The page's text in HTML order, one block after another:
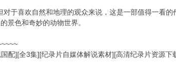
于喜欢自然和地理的观众来说，这是一部值得一看
景色和奇妙的动物世界。
配][全3集][纪录片自媒体解说素材][高清纪录片资源下